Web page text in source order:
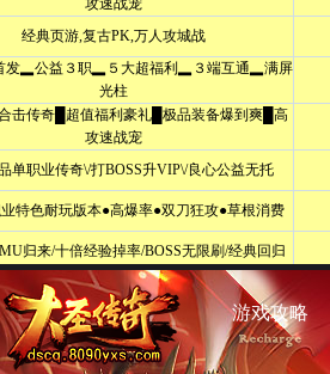
游戏攻略